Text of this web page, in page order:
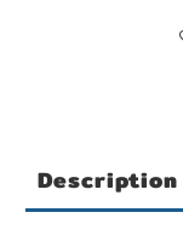
Description